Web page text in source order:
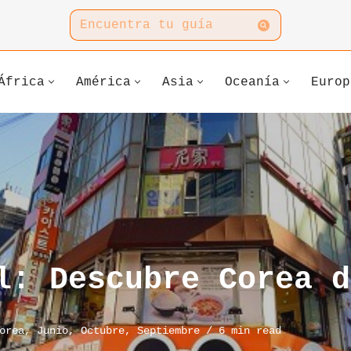
América Asia Oceanía
Descubre Corea
,Junio,Octubre,Septiembre 6 min read